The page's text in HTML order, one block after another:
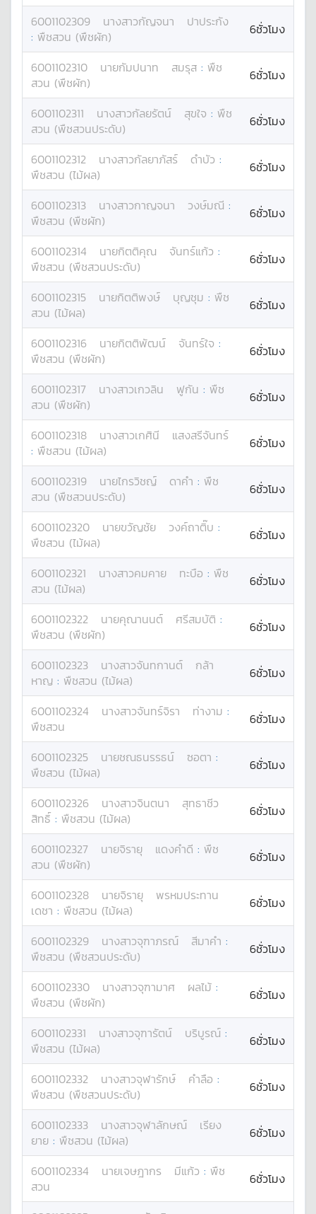
6001102309 นางสาวกัญจนา
ปาประกัง
: พืชสวน (พืชผัก) 6ชั่วโมง
6001102310 นายกัมปนาท สมรุส : พืช
สวน (พืชผัก)
6ชั่วโมง
6001102311 นางสาวกัลยรัตน์ สุขใจ : พืช
สวน (พืชสวนประดับ)
6ชั่วโมง
6001102312 นางสาวกัลยาภัสร์ ดำบัว :
พืชสวน (ไม้ผล)
6ชั่วโมง
6001102313 นางสาวกาญจนา วงษ์มณี :
พืชสวน (พืชผัก)
6ชั่วโมง
6001102314 นายกิตติคุณ จันทร์แก้ว :
พืชสวน (พืชสวนประดับ)
6ชั่วโมง
6001102315 นายกิตติพงษ์ บุญชุม : พืช
สวน (ไม้ผล)
6ชั่วโมง
6001102316 นายกิตติพัฒน์ จันทร์ใจ :
พืชสวน (พืชผัก)
6ชั่วโมง
6001102317 นางสาวเกวลิน ฟูกัน : พืช
สวน (พืชผัก)
6ชั่วโมง
6001102318 นางสาวเกศินี
แสงสรีจันทร์
: พืชสวน (ไม้ผล) 6ชั่วโมง
6001102319 นายไกรวิชญ์ ดาคำ : พืช
สวน (พืชสวนประดับ)
6ชั่วโมง
6001102320 นายขวัญชัย วงค์ถาติ๊บ :
พืชสวน (ไม้ผล)
6ชั่วโมง
6001102321 นางสาวคมคาย ทะบือ : พืช
สวน (ไม้ผล)
6ชั่วโมง
6001102322 นายคุณานนต์ ศรีสมบัติ :
พืชสวน (พืชผัก)
6ชั่วโมง
6001102323 นางสาวจันทกานต์
กล้า
หาญ : พืชสวน (ไม้ผล) 6ชั่วโมง
6001102324 นางสาวจันทร์จิรา ท่างาม :
พืชสวน
6ชั่วโมง
6001102325 นายชณธนรรธน์ ซอตา :
พืชสวน (ไม้ผล)
6ชั่วโมง
6001102326 นางสาวจินตนา
สุทธาชีว
สิทธิ์ : พืชสวน (ไม้ผล) 6ชั่วโมง
6001102327 นายจิรายุ แดงคำดี : พืช
สวน (พืชผัก)
6ชั่วโมง
6001102328 นายจิรายุ
พรหมประทาน
เดชา : พืชสวน (ไม้ผล) 6ชั่วโมง
6001102329 นางสาวจุฑาภรณ์ สีมาคำ :
พืชสวน (พืชสวนประดับ)
6ชั่วโมง
6001102330 นางสาวจุฑามาศ ผลไม้ :
พืชสวน (พืชผัก)
6ชั่วโมง
6001102331 นางสาวจุฑารัตน์ บริบูรณ์ :
พืชสวน (ไม้ผล)
6ชั่วโมง
6001102332 นางสาวจุฬารักษ์ คำลือ :
พืชสวน (พืชสวนประดับ)
6ชั่วโมง
6001102333 นางสาวจุฬาลักษณ์
เรียง
ยาย : พืชสวน (ไม้ผล) 6ชั่วโมง
6001102334 นายเจษฎากร มีแก้ว : พืช
สวน
6ชั่วโมง